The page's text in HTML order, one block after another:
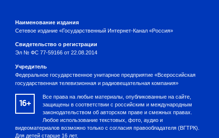
Наименование издания
Сетевое издание «Государственный Интернет-Канал «Россия»
Свидетельство о регистрации
Эл № ФС 77-59166 от 22.08.2014
Учредитель
Федеральное государственное унитарное предприятие «Всероссийская
государственная телевизионная и радиовещательная компания»
16+
Все права на любые материалы, опубликованные на сайте,
защищены в соответствии с российским и международным
законодательством об авторском праве и смежных правах.
Любое использование текстовых, фото, аудио и
видеоматериалов возможно только с согласия правообладателя (ВГТРК).
Для детей старше 16 лет.